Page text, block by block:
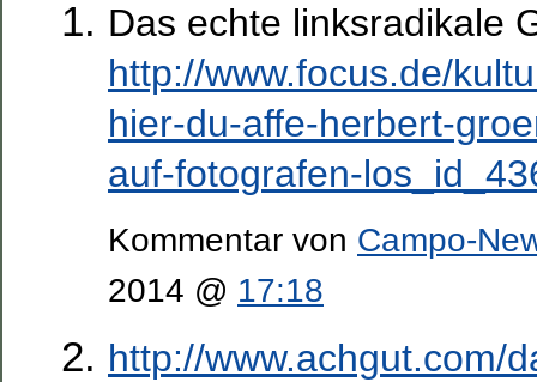
Das echte linksradikale
http://www.focus.de/
hier-du-affe-herbert-
auf-fotografen-
Kommentar von Campo-
2014 @ 17:18
http://www.achgut.com/